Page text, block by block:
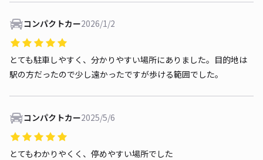
コンパクトカー2026/1/2
とても駐車しやすく、分かりやすい場所にありました。目的地は
駅の方だったので少し遠かったですが歩ける範囲でした。
コンパクトカー2025/5/6
とてもわかりやくく、停めやすい場所でした